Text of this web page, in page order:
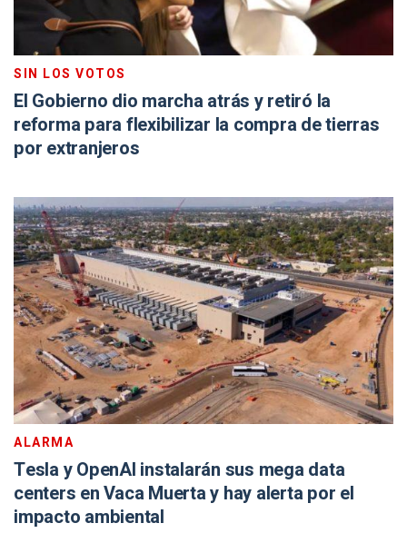
SIN LOS VOTOS
El Gobierno dio marcha atrás y retiró la
reforma para flexibilizar la compra de tierras
por extranjeros
ALARMA
Tesla y OpenAI instalarán sus mega data
centers en Vaca Muerta y hay alerta por el
impacto ambiental